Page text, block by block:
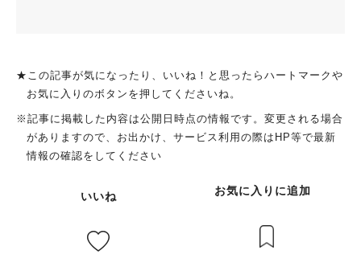
★この記事が気になったり、いいね！と思ったらハートマークや
お気に入りのボタンを押してくださいね。
※記事に掲載した内容は公開日時点の情報です。変更される場合
がありますので、お出かけ、サービス利用の際はHP等で最新
情報の確認をしてください
いいね お気に入りに追加